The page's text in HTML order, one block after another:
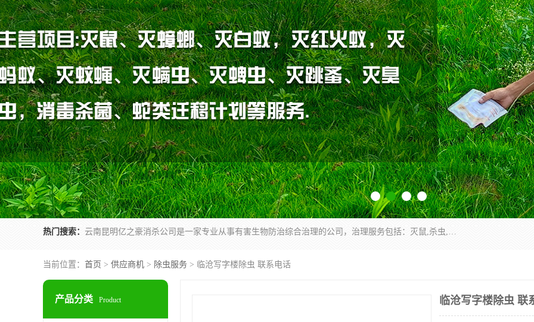
热门搜索： 云南昆明亿之豪消杀公司是一家专业从事有害生物防治综合治理的公司，治理服务包括：灭鼠,杀虫,除虫,除蟑螂,白蚁防治,消杀等；安全环保,快速上门,价格透明,完善的售后服务,不影响您的生活工作。
当前位置： 首页 > 供应商机 > 除虫服务 > 临沧写字楼除虫 联系电话
产品分类 Product 临沧写字楼除虫 联